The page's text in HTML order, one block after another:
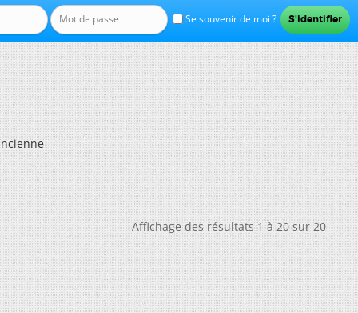
Se souvenir de moi ?
Affichage des résultats 1 à 20 sur 20